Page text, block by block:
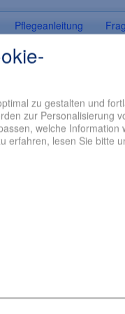
zu gestalten und
zur Personalisierung
welche Information
erfahren, lesen Sie bitte
Pflegeanleitung
Obermaterialien
auf empfindlichen
trocknen.